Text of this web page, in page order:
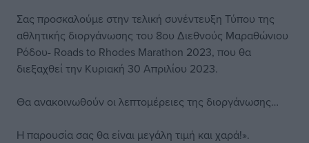
Σας προσκαλούμε στην τελική συνέντευξη Τύπου της
αθλητικής διοργάνωσης του 8ου Διεθνούς Μαραθώνιου
Ρόδου- Roads to Rhodes Marathon 2023, που θα
διεξαχθεί την Κυριακή 30 Απριλίου 2023.
Θα ανακοινωθούν οι λεπτομέρειες της διοργάνωσης…
Η παρουσία σας θα είναι μεγάλη τιμή και χαρά!».